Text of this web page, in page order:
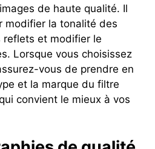
de haute qualité. Il
modifier la tonalité des
reflets et modifier le
Lorsque vous choisissez
vous de prendre en
et la marque du filtre
convient le mieux à vos